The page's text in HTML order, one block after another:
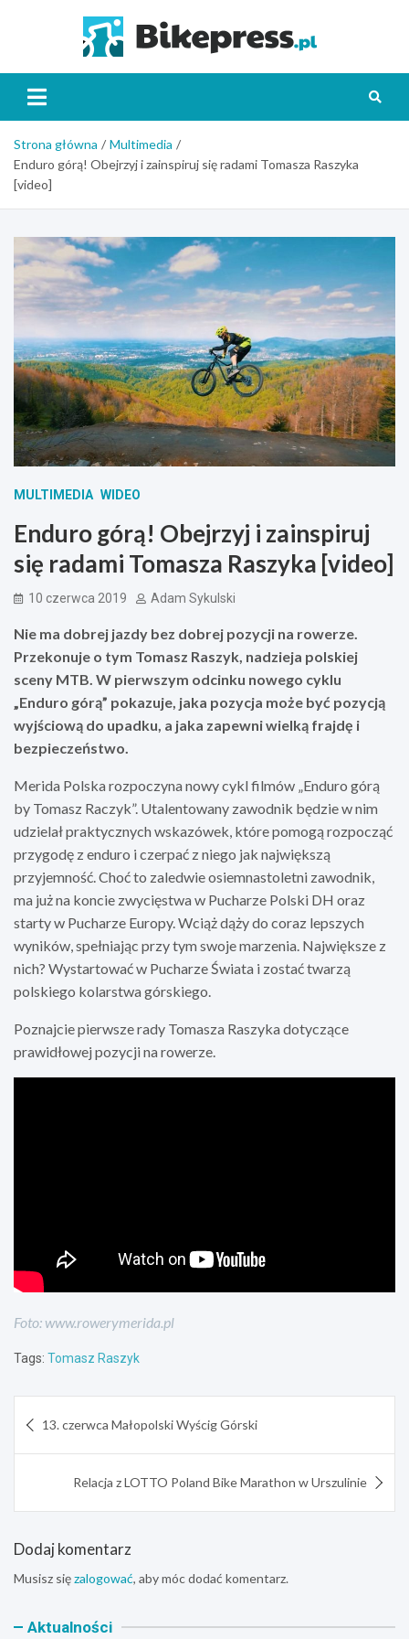
Strona główna
Multimedia
Enduro górą! Obejrzyj i zainspiruj się radami Tomasza Raszyka
[video]
MULTIMEDIA WIDEO
Enduro górą! Obejrzyj i zainspiruj
się radami Tomasza Raszyka [video]
10 czerwca 2019 Adam Sykulski
Nie ma dobrej jazdy bez dobrej pozycji na rowerze.
Przekonuje o tym Tomasz Raszyk, nadzieja polskiej
sceny MTB. W pierwszym odcinku nowego cyklu
„Enduro górą” pokazuje, jaka pozycja może być pozycją
wyjściową do upadku, a jaka zapewni wielką frajdę i
bezpieczeństwo.
Merida Polska rozpoczyna nowy cykl filmów „Enduro górą
by Tomasz Raczyk”. Utalentowany zawodnik będzie w nim
udzielał praktycznych wskazówek, które pomogą rozpocząć
przygodę z enduro i czerpać z niego jak największą
przyjemność. Choć to zaledwie osiemnastoletni zawodnik,
ma już na koncie zwycięstwa w Pucharze Polski DH oraz
starty w Pucharze Europy. Wciąż dąży do coraz lepszych
wyników, spełniając przy tym swoje marzenia. Największe z
nich? Wystartować w Pucharze Świata i zostać twarzą
polskiego kolarstwa górskiego.
Poznajcie pierwsze rady Tomasza Raszyka dotyczące
prawidłowej pozycji na rowerze.
Foto: www.rowerymerida.pl
Tags: Tomasz Raszyk
wpisu
13. czerwca Małopolski Wyścig Górski
Relacja z LOTTO Poland Bike Marathon w Urszulinie
Dodaj komentarz
Musisz sięzalogować, aby móc dodać komentarz.
Aktualności